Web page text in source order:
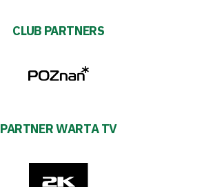
CLUB PARTNERS
PARTNER WARTA TV